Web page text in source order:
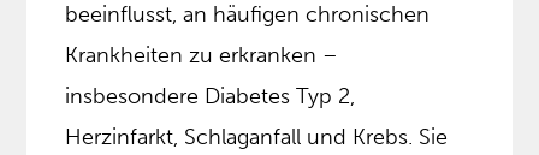
beeinflusst, an häufigen chronischen
Krankheiten zu erkranken –
insbesondere Diabetes Typ 2,
Herzinfarkt, Schlaganfall und Krebs. Sie